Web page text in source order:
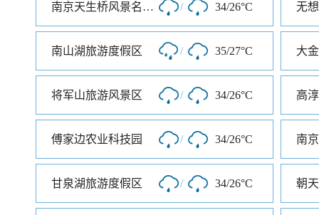
南京天生桥风景名胜区 / 34/26°C
南山湖旅游度假区 / 35/27°C 大
将军山旅游风景区 / 34/26°C 高
傅家边农业科技园 / 34/26°C 南
甘泉湖旅游度假区 / 34/26°C 朝